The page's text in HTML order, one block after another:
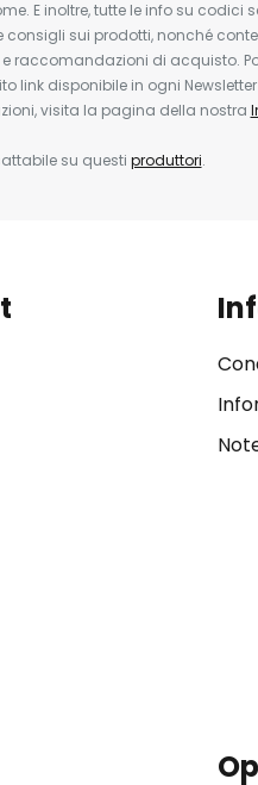
E inoltre, tutte le info su codici
consigli sui prodotti, nonché
raccomandazioni di acquisto.
link disponibile in ogni
visita la pagina della nostra
su questi produttori.